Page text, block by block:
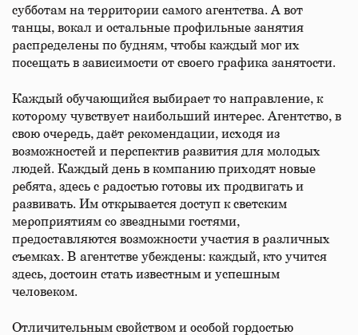
субботам на территории самого агентства. А вот
танцы, вокал и остальные профильные занятия
распределены по будням, чтобы каждый мог их
посещать в зависимости от своего графика занятости.
Каждый обучающийся выбирает то направление, к
которому чувствует наибольший интерес. Агентство, в
свою очередь, даёт рекомендации, исходя из
возможностей и перспектив развития для молодых
людей. Каждый день в компанию приходят новые
ребята, здесь с радостью готовы их продвигать и
развивать. Им открывается доступ к светским
мероприятиям со звездными гостями,
предоставляются возможности участия в различных
съемках. В агентстве убеждены: каждый, кто учится
здесь, достоин стать известным и успешным
человеком.
Отличительным свойством и особой гордостью